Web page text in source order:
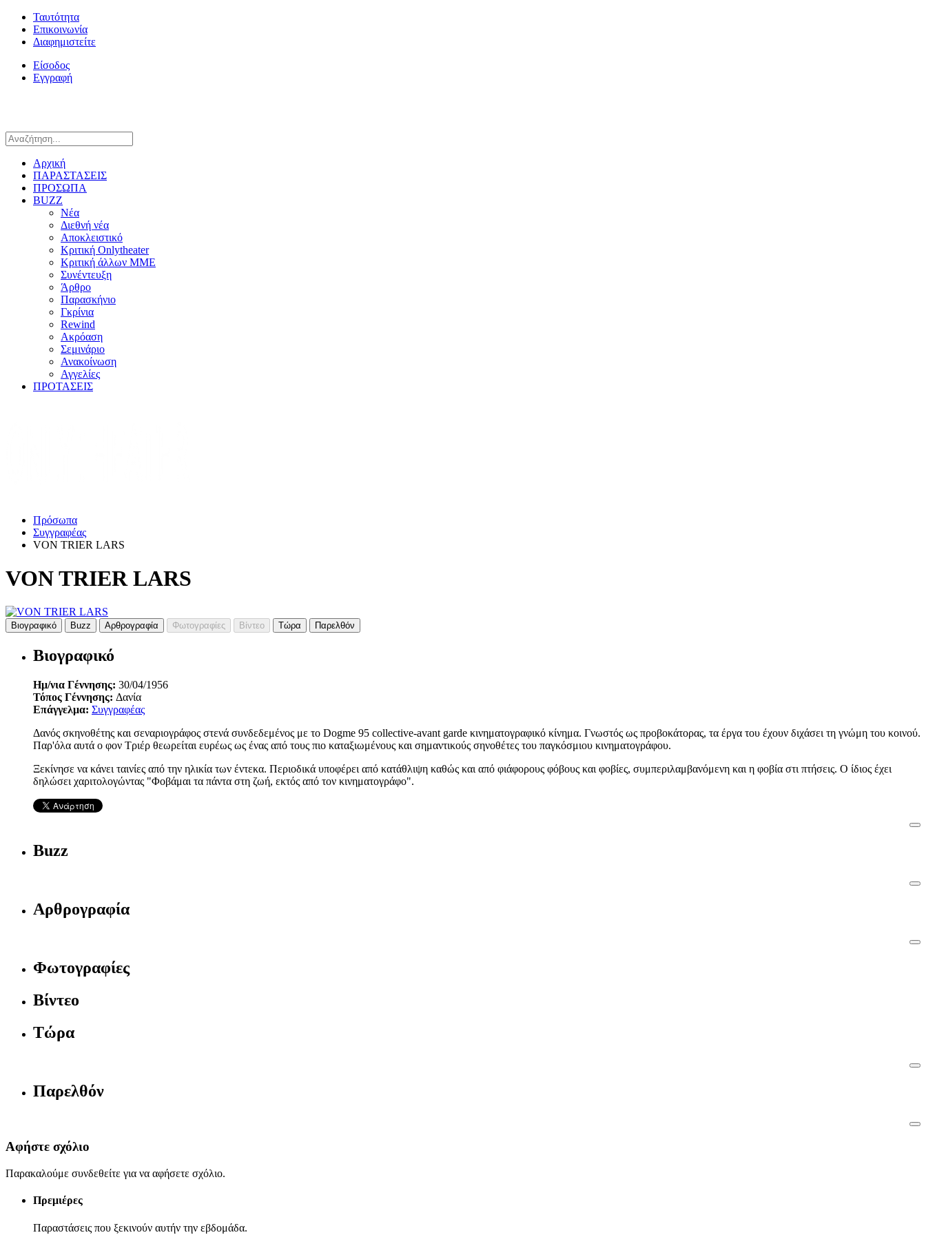
Ταυτότητα
Επικοινωνία
Διαφημιστείτε
Είσοδος
Εγγραφή
Αρχική
ΠΑΡΑΣΤΑΣΕΙΣ
ΠΡΟΣΩΠΑ
BUZZ
Νέα
Διεθνή νέα
Αποκλειστικό
Κριτική Onlytheater
Κριτική άλλων ΜΜΕ
Συνέντευξη
Άρθρο
Παρασκήνιο
Γκρίνια
Rewind
Ακρόαση
Σεμινάριο
Ανακοίνωση
Αγγελίες
ΠΡΟΤΑΣΕΙΣ
Πρόσωπα
Συγγραφέας
VON TRIER LARS
VON TRIER LARS
Βιογραφικό Buzz Αρθρογραφία Φωτογραφίες Βίντεο Τώρα Παρελθόν
Βιογραφικό
Ημ/νια Γέννησης: 30/04/1956
Τόπος Γέννησης: Δανία
Επάγγελμα: Συγγραφέας
Δανός σκηνοθέτης και σεναριογράφος στενά συνδεδεμένος με το Dogme 95 collective-avant garde κινηματογραφικό κίνημα. Γνωστός ως προβοκάτορας, τα έργα του έχουν διχάσει τη γνώμη του κοινού.
Παρ'όλα αυτά ο φον Τριέρ θεωρείται ευρέως ως ένας από τους πιο καταξιωμένους και σημαντικούς σηνοθέτες του παγκόσμιου κινηματογράφου.
Ξεκίνησε να κάνει ταινίες από την ηλικία των έντεκα. Περιοδικά υποφέρει από κατάθλιψη καθώς και από φιάφορους φόβους και φοβίες, συμπεριλαμβανόμενη και η φοβία στι πτήσεις. Ο ίδιος έχει
δηλώσει χαριτολογώντας "Φοβάμαι τα πάντα στη ζωή, εκτός από τον κινηματογράφο".
Buzz
Αρθρογραφία
Φωτογραφίες
Βίντεο
Τώρα
Παρελθόν
Αφήστε σχόλιο
Παρακαλούμε συνδεθείτε για να αφήσετε σχόλιο.
Πρεμιέρες
Παραστάσεις που ξεκινούν αυτήν την εβδομάδα.